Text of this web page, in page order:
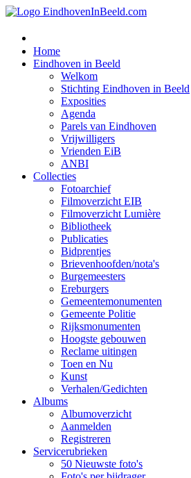
Home
Eindhoven in Beeld
Welkom
Stichting Eindhoven in Beeld
Exposities
Agenda
Parels van Eindhoven
Vrijwilligers
Vrienden EiB
ANBI
Collecties
Fotoarchief
Filmoverzicht EIB
Filmoverzicht Lumière
Bibliotheek
Publicaties
Bidprentjes
Brievenhoofden/nota's
Burgemeesters
Ereburgers
Gemeentemonumenten
Gemeente Politie
Rijksmonumenten
Hoogste gebouwen
Reclame uitingen
Toen en Nu
Kunst
Verhalen/Gedichten
Albums
Albumoverzicht
Aanmelden
Registreren
Servicerubrieken
50 Nieuwste foto's